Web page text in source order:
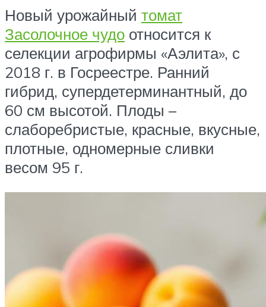
Новый урожайный томат
Засолочное чудо относится к
селекции агрофирмы «Аэлита», с
2018 г. в Госреестре. Ранний
гибрид, супердетерминантный, до
60 см высотой. Плоды –
слаборебристые, красные, вкусные,
плотные, одномерные сливки
весом 95 г.